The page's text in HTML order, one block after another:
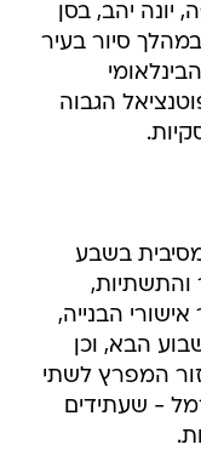
יונה יהב, בסן
סיור בעיר
הגבוה
בשבע
והתשתיות,
הבנייה,
הבא, וכן
המפרץ לשתי
- שעתידים